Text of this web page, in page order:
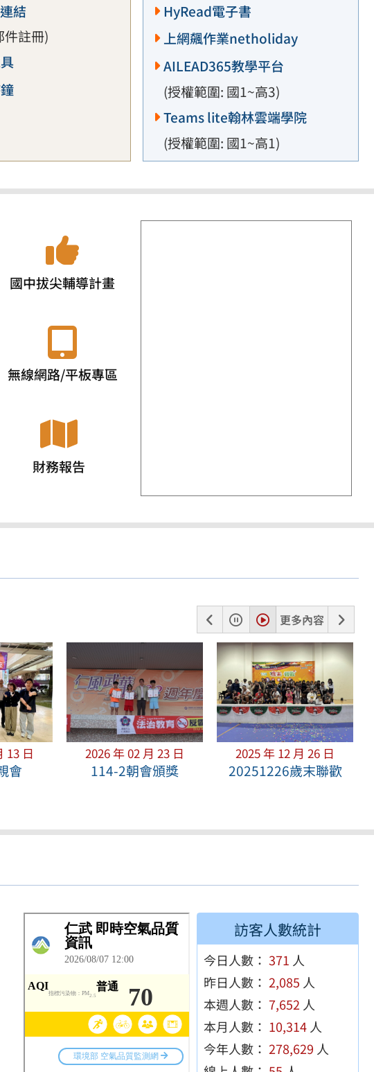
結
件註冊)
HyRead電子書
上網飆作業netholiday
AILEAD365教學平台
(授權範圍: 國1~高3)
Teams lite翰林雲端學院
(授權範圍: 國1~高1)
國中拔尖輔導計畫
無線網路/平板專區
財務報告
一
張
暫
停
播
放
更多內容
下
一
張
13 日
會
2026 年 02 月 23 日
114-2朝會頒獎
2025 年 12 月 26 日
20251226歲末聯歡
訪客人數統計
今日人數： 371 人
昨日人數： 2,085 人
本週人數： 7,652 人
本月人數： 10,314 人
今年人數： 278,629 人